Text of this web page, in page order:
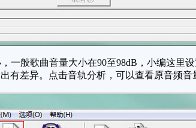
般歌曲音量大小在90至98dB，小编这里
有差异。点击音轨分析，可以查看原音频音